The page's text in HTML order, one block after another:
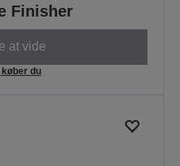
Finisher
at vide
køber du